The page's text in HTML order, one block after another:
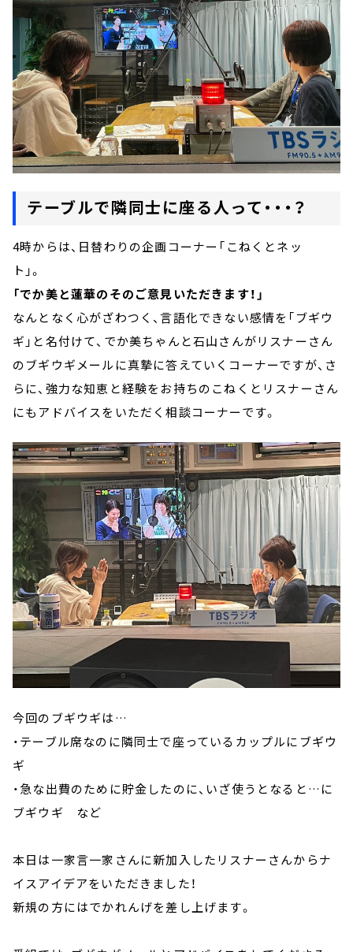
テーブルで隣同士に座る人って・・・？
4時からは、日替わりの企画コーナー「こねくとネッ
ト」。
「でか美と蓮華のそのご意見いただきます！」
なんとなく心がざわつく、言語化できない感情を「ブギウ
ギ」と名付けて、でか美ちゃんと石山さんがリスナーさん
のブギウギメールに真摯に答えていくコーナーですが、さ
らに、強力な知恵と経験をお持ちのこねくとリスナーさん
にもアドバイスをいただく相談コーナーです。
今回のブギウギは…
・テーブル席なのに隣同士で座っているカップルにブギウ
ギ
・急な出費のために貯金したのに、いざ使うとなると…に
ブギウギ など
本日は一家言一家さんに新加入したリスナーさんからナ
イスアイデアをいただきました！
新規の方にはでかれんげを差し上げます。